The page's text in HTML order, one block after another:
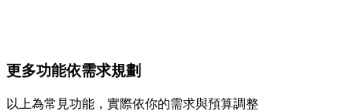
更多功能依需求規劃
以上為常見功能，實際依你的需求與預算調整